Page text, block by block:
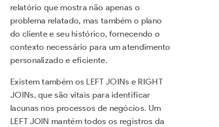
relatório que mostra não apenas o
problema relatado, mas também o plano
do cliente e seu histórico, fornecendo o
contexto necessário para um atendimento
personalizado e eficiente.
Existem também os LEFT JOINs e RIGHT
JOINs, que são vitais para identificar
lacunas nos processos de negócios. Um
LEFT JOIN mantém todos os registros da